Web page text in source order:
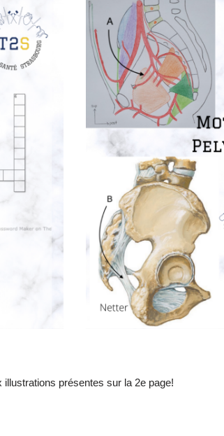
illustrations présentes sur la 2e page!